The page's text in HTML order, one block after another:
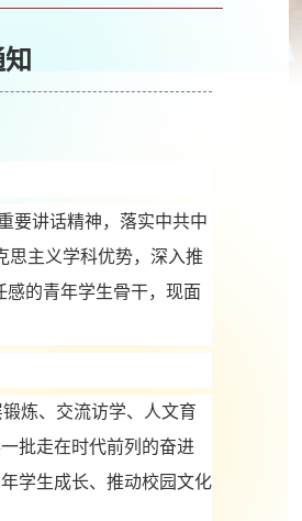
要讲话精神，落实中共中
思主义学科优势，深入推
感的青年学生骨干，现面
炼、交流访学、人文育
批走在时代前列的奋进
学生成长、推动校园文化